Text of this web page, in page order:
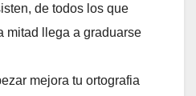
de todos los que
mitad llega a graduarse
mejora tu ortografia